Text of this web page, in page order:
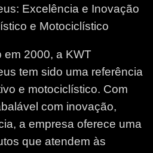
Excelência e Inovação
e Motociclístico
em 2000, a KWT
tem sido uma referência
e motociclístico. Com
com inovação,
a empresa oferece uma
que atendem às